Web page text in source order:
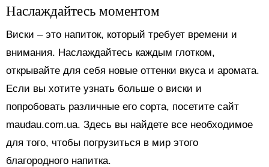
Наслаждайтесь моментом
Виски – это напиток, который требует времени и
внимания. Наслаждайтесь каждым глотком,
открывайте для себя новые оттенки вкуса и аромата.
Если вы хотите узнать больше о виски и
попробовать различные его сорта, посетите сайт
maudau.com.ua. Здесь вы найдете все необходимое
для того, чтобы погрузиться в мир этого
благородного напитка.